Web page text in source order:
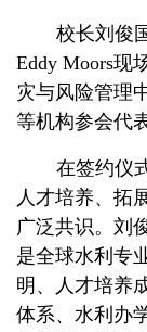
校长刘俊
Eddy Moors现
灾与风险管理
等机构参会代
在签约仪
人才培养、拓
广泛共识。刘
是全球水利专
明、人才培养
体系、水利办